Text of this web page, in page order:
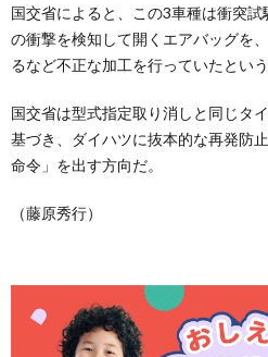
国交省によると、この3車種は衝突
の衝撃を検知して開くエアバッグを
るなど不正な加工を行っていたという
国交省は型式指定取り消しと同じタ
基づき、ダイハツに抜本的な再発防
命令」を出す方向だ。
（藤原秀行）